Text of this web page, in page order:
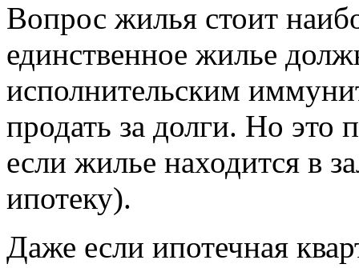
Вопрос жилья стоит
единственное жилье
исполнительским
продать за долги. Но это
если жилье находится в
ипотеку).
Даже если ипотечная